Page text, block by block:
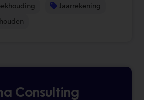
Jaarrekening
Consulting